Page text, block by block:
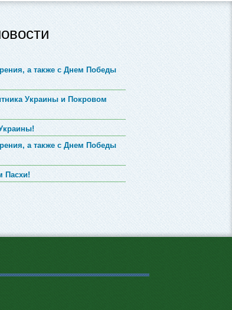
а также с Днем Победы
Украины и Покровом
а также с Днем Победы
Пасхи!